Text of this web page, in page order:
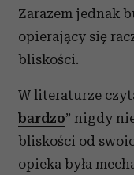
Zarazem jednak
opierający się
bliskości.
W literaturze
bardzo” nigdy
bliskości od
opieka była